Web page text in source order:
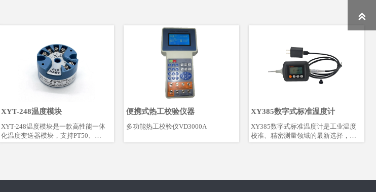
XYT-248温度模块
XYT-248温度模块是一款高性能一体
化温度变送器模块，支持PT50、
PT100、PT500、PT1000热电阻及E、
4-20mA叠加HART协议数字通信，支
便携式热工校验仪器
多功能热工校验仪VD3000A
XY385数字式标准温度计
XY385数字式标准温度计是工业温度
校准、精密测量领域的最新选择，其
准确性和重复性可以达到优于0.05°C/
准，更可以在工业现场提供可靠、准
